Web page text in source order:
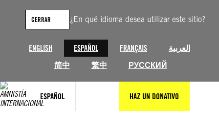
¿En qué idioma desea utilizar este sitio?
ENGLISH ESPAÑOL FRANÇAIS
العربية
简中
繁中 РУССКИЙ
CERRAR
ESPAÑOL HAZ UN DONATIVO
contenido